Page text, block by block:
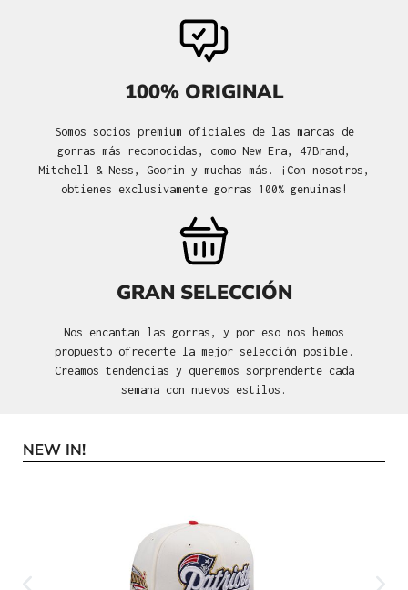
100% ORIGINAL
Somos socios premium oficiales de las marcas de
gorras más reconocidas, como New Era, 47Brand,
Mitchell & Ness, Goorin y muchas más. ¡Con nosotros,
obtienes exclusivamente gorras 100% genuinas!
GRAN SELECCIÓN
Nos encantan las gorras, y por eso nos hemos
propuesto ofrecerte la mejor selección posible.
Creamos tendencias y queremos sorprenderte cada
semana con nuevos estilos.
Omitir la galería de productos
NEW IN!